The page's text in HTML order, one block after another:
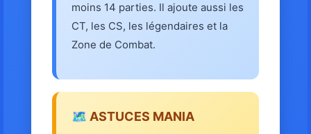
moins 14 parties. Il ajoute aussi les
CT, les CS, les légendaires et la
Zone de Combat.
🗺️ ASTUCES MANIA